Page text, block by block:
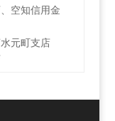
空知信用金
元町支店